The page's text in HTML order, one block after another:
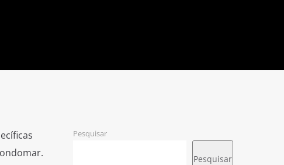
Pesquisar
Pesquisar